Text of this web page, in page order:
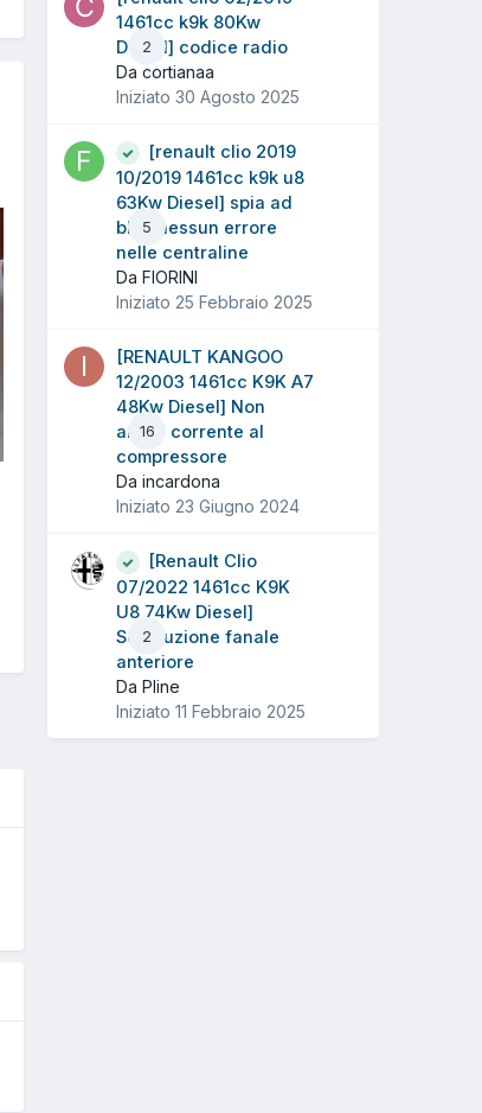
2
1461cc k9k 80Kw
Diesel] codice radio
Da cortianaa
Iniziato 30 Agosto 2025
5
[renault clio 2019
10/2019 1461cc k9k u8
63Kw Diesel] spia ad
blue nessun errore
nelle centraline
Da FIORINI
Iniziato 25 Febbraio 2025
16
[RENAULT KANGOO
12/2003 1461cc K9K A7
48Kw Diesel] Non
arriva corrente al
compressore
Da incardona
Iniziato 23 Giugno 2024
2
[Renault Clio
07/2022 1461cc K9K
U8 74Kw Diesel]
Sostituzione fanale
anteriore
Da Pline
Iniziato 11 Febbraio 2025